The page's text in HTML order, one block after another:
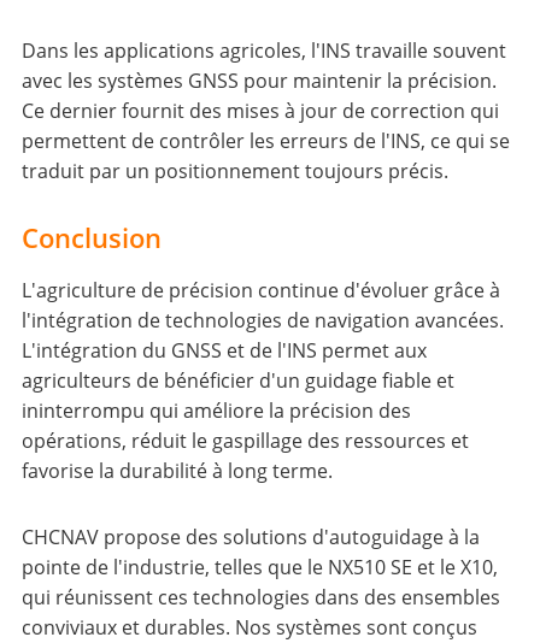
Dans les applications agricoles, l'INS travaille souvent
avec les systèmes GNSS pour maintenir la précision.
Ce dernier fournit des mises à jour de correction qui
permettent de contrôler les erreurs de l'INS, ce qui se
traduit par un positionnement toujours précis.
Conclusion
L'agriculture de précision continue d'évoluer grâce à
l'intégration de technologies de navigation avancées.
L'intégration du GNSS et de l'INS permet aux
agriculteurs de bénéficier d'un guidage fiable et
ininterrompu qui améliore la précision des
opérations, réduit le gaspillage des ressources et
favorise la durabilité à long terme.
CHCNAV propose des solutions d'autoguidage à la
pointe de l'industrie, telles que le NX510 SE et le X10,
qui réunissent ces technologies dans des ensembles
conviviaux et durables. Nos systèmes sont conçus